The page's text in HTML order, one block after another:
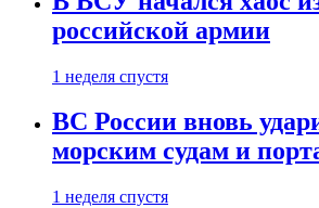
российской армии
1 неделя спустя
ВС России вновь
морским судам и
1 неделя спустя